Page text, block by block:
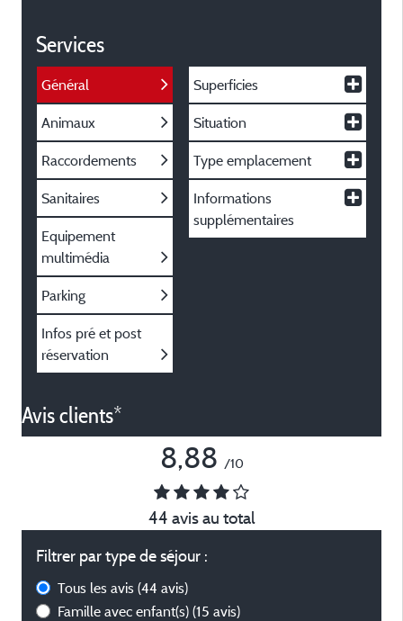
Services
Général
Animaux
Raccordements
Sanitaires
Equipement
multimédia
Parking
Infos pré et post
réservation
Superficies
Situation
Type emplacement
Informations
supplémentaires
Avis clients*
8,88 /10
44 avis au total
Filtrer par type de séjour :
Tous les avis (44 avis)
Famille avec enfant(s) (15 avis)